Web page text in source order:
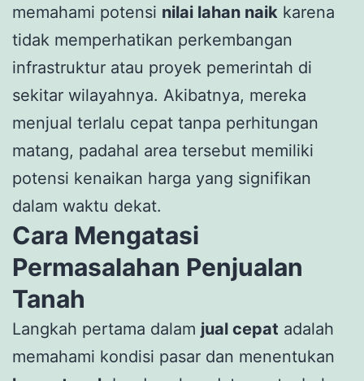
memahami potensi nilai lahan naik karena
tidak memperhatikan perkembangan
infrastruktur atau proyek pemerintah di
sekitar wilayahnya. Akibatnya, mereka
menjual terlalu cepat tanpa perhitungan
matang, padahal area tersebut memiliki
potensi kenaikan harga yang signifikan
dalam waktu dekat.
Cara Mengatasi
Permasalahan Penjualan
Tanah
Langkah pertama dalam jual cepat adalah
memahami kondisi pasar dan menentukan